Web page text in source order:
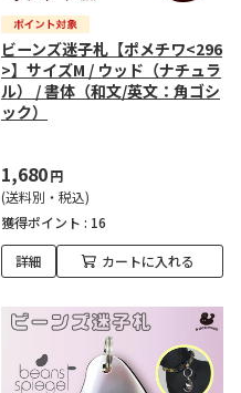
ビーンズ迷子札【ポメチワ<296
>】サイズM / ウッド（ナチュラ
ル） / 書体（和文/英文：角ゴシ
ック）
1,680円
(送料別・税込)
獲得ポイント : 16
詳細 カートに入れる